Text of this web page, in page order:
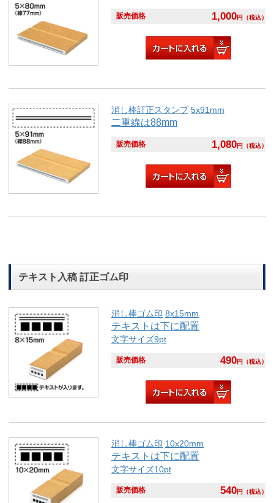
販売価格 1,000円 （税込）
消し棒訂正スタンプ 5x91mm
二重線は88mm
販売価格 1,080円 （税込）
テキスト入稿 訂正ゴム印
消し棒ゴム印 8x15mm
テキストは下に配置
文字サイズ9pt
販売価格 490円 （税込）
消し棒ゴム印 10x20mm
テキストは下に配置
文字サイズ10pt
販売価格 540円 （税込）